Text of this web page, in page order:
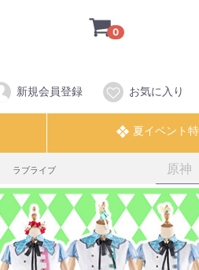
0
新規会員登録 お気に入り
ラブライブ